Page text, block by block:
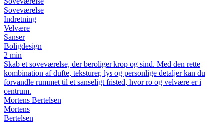
Soveværelse
Indretning
Velvære
Sanser
Boligdesign
2 min
Skab et soveværelse, der beroliger krop og sind. Med den rette
kombination af dufte, teksturer, lys og personlige detaljer kan du
forvandle rummet til et sanseligt fristed, hvor ro og velvære er i
centrum.
Mortens Bertelsen
Mortens
Bertelsen